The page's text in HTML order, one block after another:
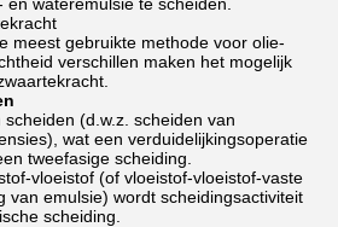
meest gebruikte methode voor olie-
verschillen maken het mogelijk
(d.w.z. scheiden van
wat een verduidelijkingsoperatie
tweefasige scheiding.
vloeistof (of vloeistof-vloeistof-vaste
van emulsie) wordt scheidingsactiviteit
scheiding.